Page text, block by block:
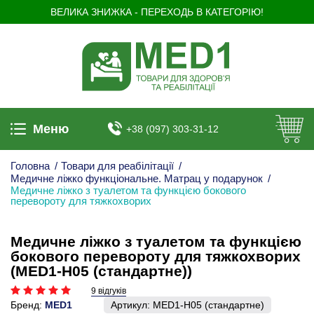
ВЕЛИКА ЗНИЖКА - ПЕРЕХОДЬ В КАТЕГОРІЮ!
Меню +38 (097) 303-31-12
Головна / Товари для реабілітації /
Медичне ліжко функціональне. Матрац у подарунок /
Медичне ліжко з туалетом та функцією бокового
перевороту для тяжкохворих
Медичне ліжко з туалетом та функцією
бокового перевороту для тяжкохворих
(MED1-H05 (стандартне))
9 відгуків
Бренд: MED1 Артикул: MED1-H05 (стандартне)